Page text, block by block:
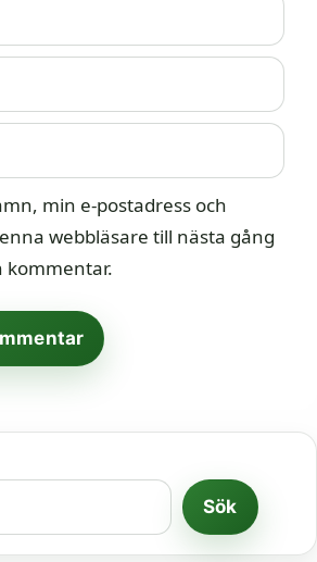
min e-postadress och
webbläsare till nästa gång
kommentar.
Sök